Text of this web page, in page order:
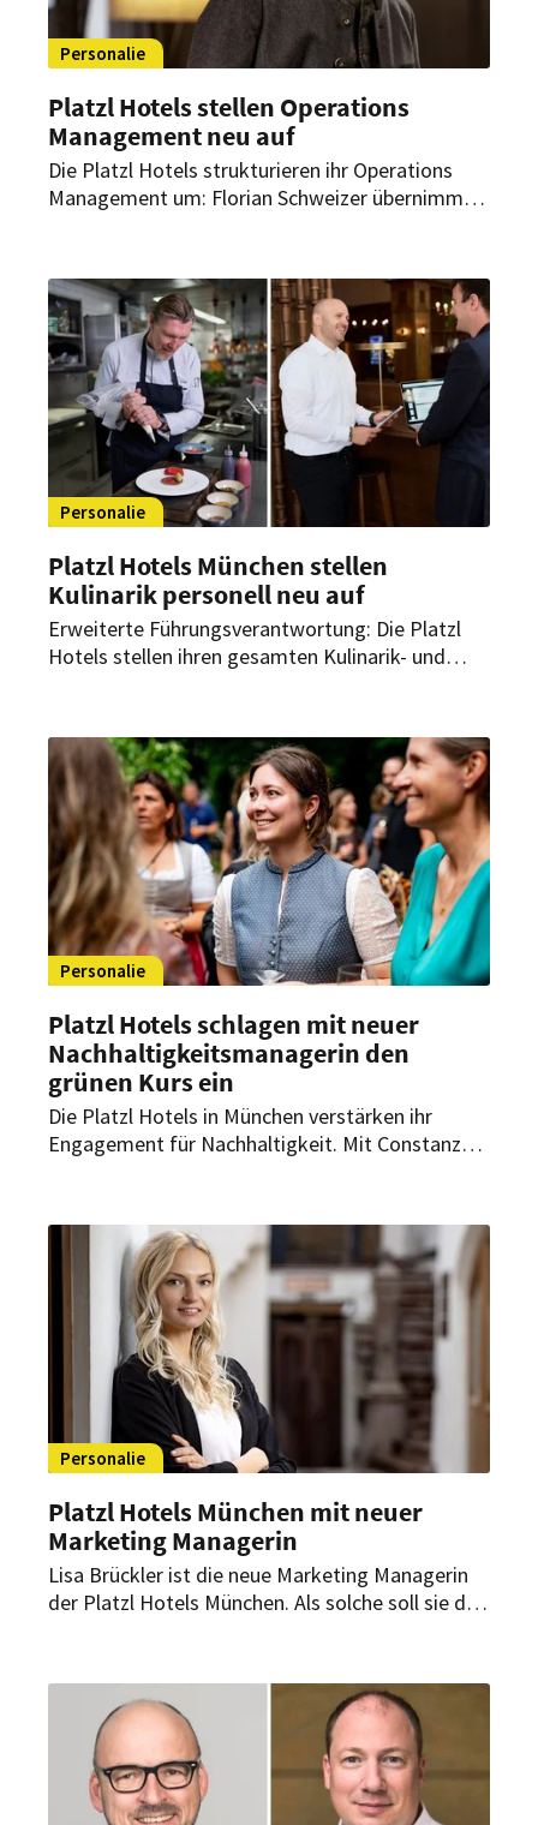
Personalie
Platzl Hotels stellen Operations
Management neu auf
Die Platzl Hotels strukturieren ihr Operations
Management um: Florian Schweizer übernimmt
weiter optimieren.
Personalie
Platzl Hotels München stellen
Kulinarik personell neu auf
Erweiterte Führungsverantwortung: Die Platzl
Hotels stellen ihren gesamten Kulinarik- und
Fachbereich.
Personalie
Platzl Hotels schlagen mit neuer
Nachhaltigkeitsmanagerin den
grünen Kurs ein
Die Platzl Hotels in München verstärken ihr
Engagement für Nachhaltigkeit. Mit Constanze
die nachhaltige Entwicklung des Unternehmens.
Personalie
Platzl Hotels München mit neuer
Marketing Managerin
Lisa Brückler ist die neue Marketing Managerin
der Platzl Hotels München. Als solche soll sie die
Hotels zu stärken und durch ein erfrischtes
Corporate Design nach außen zu präsentieren.